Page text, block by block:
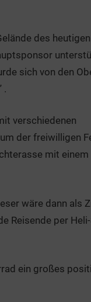
des heutigen
sich von den
.
verschiedenen
der freiwilligen
mit
wäre dann als
Reisende per
ein großes